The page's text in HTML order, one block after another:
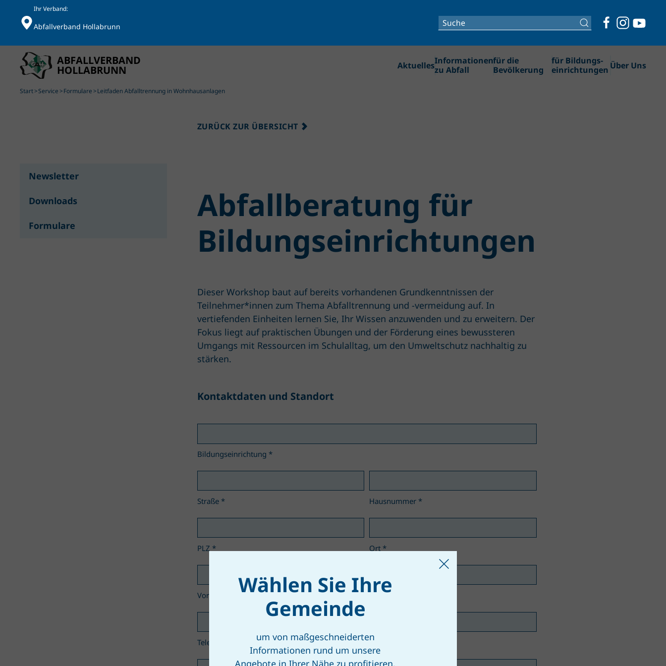
Skip to main content
Ihr Verband:
Abfallverband Hollabrunn
AktuellesInformationen
zu Abfall
für die
Bevölkerung
für Bildungs­­
einrichtungen Über Uns
Start Service Formulare Leitfaden Abfalltrennung in Wohnhausanlagen
Newsletter
Downloads
Formulare
ZURÜCK ZUR ÜBERSICHT
Abfallberatung für
Bildungseinrichtungen
Dieser Workshop baut auf bereits vorhandenen Grundkenntnissen der
Teilnehmer*innen zum Thema Abfalltrennung und -vermeidung auf. In
vertiefenden Einheiten lernen Sie, Ihr Wissen anzuwenden und zu erweitern. Der
Fokus liegt auf praktischen Übungen und der Förderung eines bewussteren
Umgangs mit Ressourcen im Schulalltag, um den Umweltschutz nachhaltig zu
stärken.
Kontaktdaten und Standort
Bildungseinrichtung *
Straße * Hausnummer*
PLZ * Ort*
Vorname Nachname
Telefon
Wählen Sie Ihre
Gemeinde
um von maßgeschneiderten
Informationen rund um unsere
Angebote in Ihrer Nähe zu profitieren.